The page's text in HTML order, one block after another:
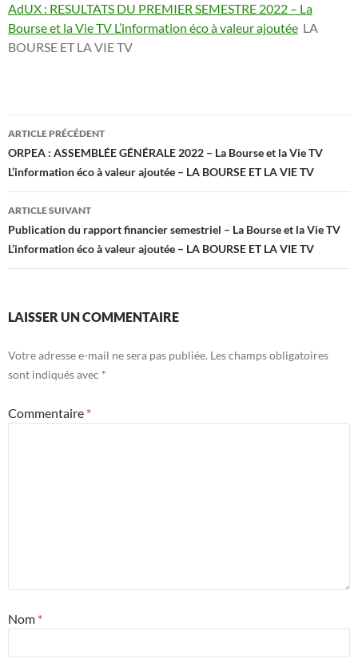
AdUX : RESULTATS DU PREMIER SEMESTRE 2022 – La
Bourse et la Vie TV L’information éco à valeur ajoutée LA
BOURSE ET LA VIE TV
Navigation
des
articles
ARTICLE PRÉCÉDENT
ORPEA : ASSEMBLÉE GÉNÉRALE 2022 – La Bourse et la Vie TV
L’information éco à valeur ajoutée – LA BOURSE ET LA VIE TV
ARTICLE SUIVANT
Publication du rapport financier semestriel – La Bourse et la Vie TV
L’information éco à valeur ajoutée – LA BOURSE ET LA VIE TV
LAISSER UN COMMENTAIRE
Votre adresse e-mail ne sera pas publiée. Les champs obligatoires
sont indiqués avec *
Commentaire *
Nom *